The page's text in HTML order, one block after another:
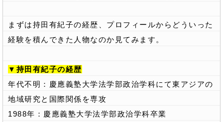
まずは持田有紀子の経歴、プロフィールからどういった
経験を積んできた人物なのか見てみます。
▼持田有紀子の経歴
年代不明：慶應義塾大学法学部政治学科にて東アジアの
地域研究と国際関係を専攻
1988年：慶應義塾大学法学部政治学科卒業